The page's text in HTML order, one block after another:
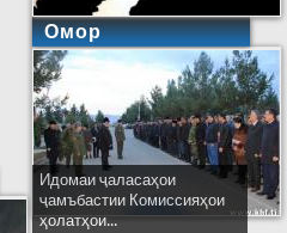
Омор
Идомаи ҷаласаҳои
ҷамъбастии Комиссияҳои
ҳолатҳои...